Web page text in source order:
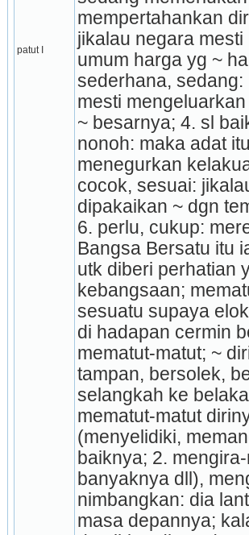
patut I
mempertahankan
jikalau negara
umum harga yg ~
sederhana,
mesti
~ besarnya; 4. sl
nonoh: maka adat
menegurkan
cocok, sesuai:
dipakaikan ~ dgn
6. perlu, cukup:
Bangsa Bersatu itu
utk diberi perhatian
kebangsaan;
sesuatu supaya
di hadapan cermin
mematut-matut; ~
tampan, bersolek,
selangkah ke
mematut-matut
(menye­lidiki,
baiknya; 2.
banyaknya dll),
nimbangkan: dia
masa depannya;